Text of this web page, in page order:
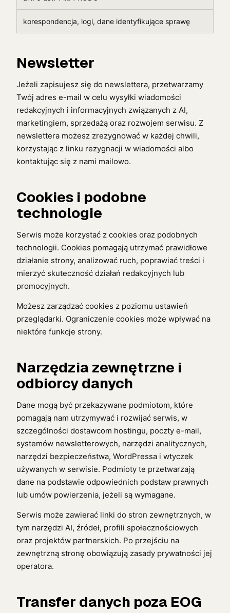
korespondencja, logi, dane identyfikujące sprawę
Newsletter
Jeżeli zapisujesz się do newslettera, przetwarzamy
Twój adres e-mail w celu wysyłki wiadomości
redakcyjnych i informacyjnych związanych z AI,
marketingiem, sprzedażą oraz rozwojem serwisu. Z
newslettera możesz zrezygnować w każdej chwili,
korzystając z linku rezygnacji w wiadomości albo
kontaktując się z nami mailowo.
Cookies i podobne
technologie
Serwis może korzystać z cookies oraz podobnych
technologii. Cookies pomagają utrzymać prawidłowe
działanie strony, analizować ruch, poprawiać treści i
mierzyć skuteczność działań redakcyjnych lub
promocyjnych.
Możesz zarządzać cookies z poziomu ustawień
przeglądarki. Ograniczenie cookies może wpływać na
niektóre funkcje strony.
Narzędzia zewnętrzne i
odbiorcy danych
Dane mogą być przekazywane podmiotom, które
pomagają nam utrzymywać i rozwijać serwis, w
szczególności dostawcom hostingu, poczty e-mail,
systemów newsletterowych, narzędzi analitycznych,
narzędzi bezpieczeństwa, WordPressa i wtyczek
używanych w serwisie. Podmioty te przetwarzają
dane na podstawie odpowiednich podstaw prawnych
lub umów powierzenia, jeżeli są wymagane.
Serwis może zawierać linki do stron zewnętrznych, w
tym narzędzi AI, źródeł, profili społecznościowych
oraz projektów partnerskich. Po przejściu na
zewnętrzną stronę obowiązują zasady prywatności jej
operatora.
Transfer danych poza EOG